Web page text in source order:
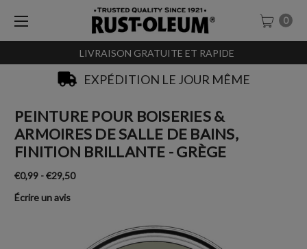
LIVRAISON GRATUITE ET RAPIDE
0
SACHET-TESTEURS À 0,99€
PEINTURE POUR BOISERIES &
ARMOIRES DE SALLE DE BAINS,
FINITION BRILLANTE - GRÈGE
€0,99 - €29,50
Écrire un avis